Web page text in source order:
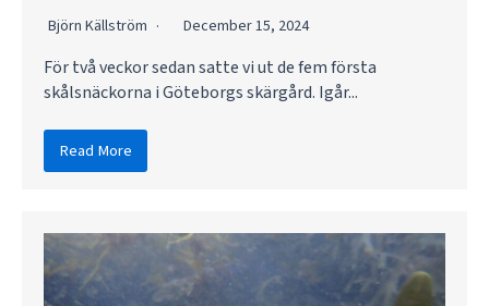
Björn Källström December 15, 2024
För två veckor sedan satte vi ut de fem första
skålsnäckorna i Göteborgs skärgård. Igår...
Read More